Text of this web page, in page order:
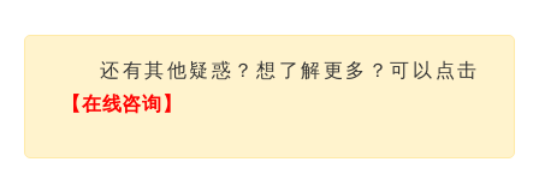
还有其他疑惑？想了解更多？可以点击
【在线咨询】